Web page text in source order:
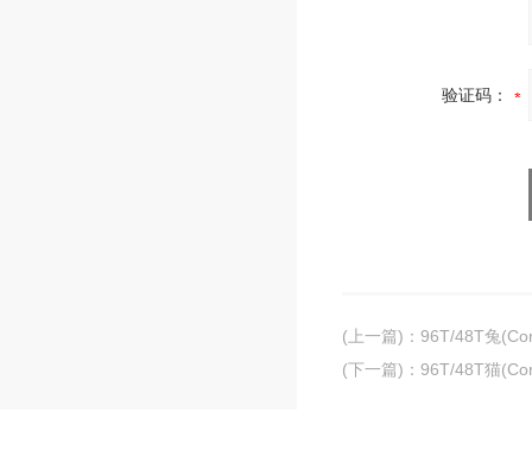
验证码：
(上一篇) ： 96T/48T兔
(下一篇) ： 96T/48T猫